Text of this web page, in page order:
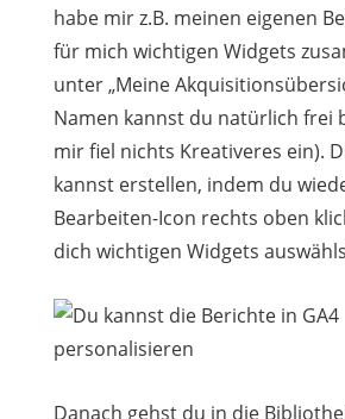
habe mir z.B. meinen eigenen
für mich wichtigen Widgets
unter „Meine
Namen kannst du natürlich frei
mir fiel nichts Kreativeres ein).
kannst erstellen, indem du
Bearbeiten-Icon rechts oben
dich wichtigen Widgets
Danach gehst du in die